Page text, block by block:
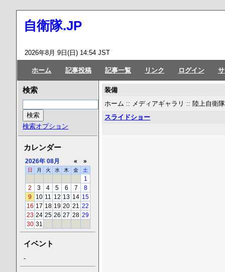
自衛隊.JP
2026年8月 9日(日) 14:54 JST
ホーム 記事投稿 記事一覧 リンク ログイン
装備
ホーム :: メディアギャラリ :: 陸上自
スライドショー
検索
検索オプション
カレンダー
2026年 08月 « »
日 月 火 水 木 金 土
1
2
3 4 5 6 7
8
9
10 11 12 13 14 15
16 17 18 19 20 21
22
23 24 25 26 27 28 29
30 31
イベント
-